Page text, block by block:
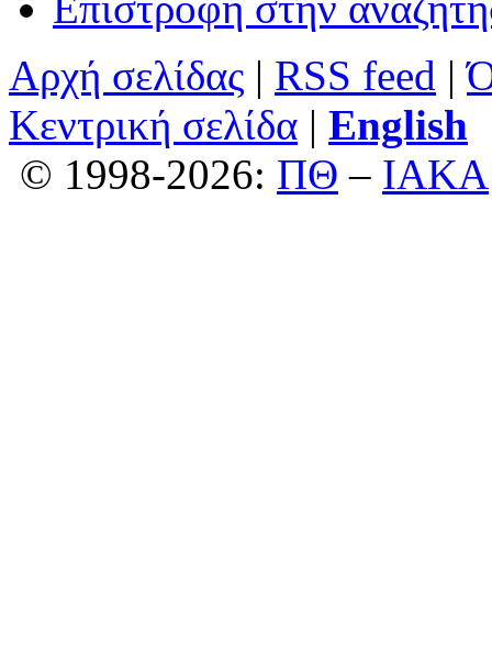
Αρχή σελίδας | RSS feed |
Κεντρική σελίδα | English
© 1998-2026: ΠΘ – ΙΑΚΑ